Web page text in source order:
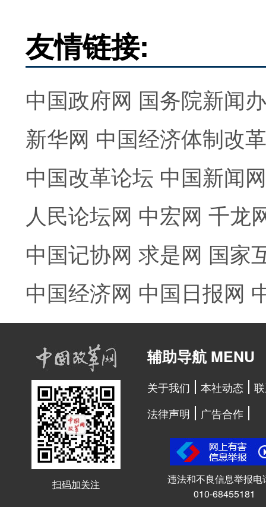
友情链接:
中国政府网 国务院新闻
新华网 中国经济体制改
中国改革论坛 中国新闻网
人民论坛网 中宏网 千龙
中国记协网 求是网 国家
中国经济网 中国日报网
扫码加关注
辅助导航 MENU
关于我们 本社动态
法律声明
广告合作
违法和不良信息举报电
010-68455181